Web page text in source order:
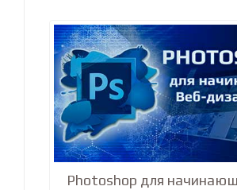
Photoshop для